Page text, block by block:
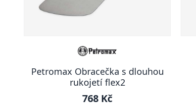
Petromax Obracečka s dlouhou
rukojetí flex2
768 Kč